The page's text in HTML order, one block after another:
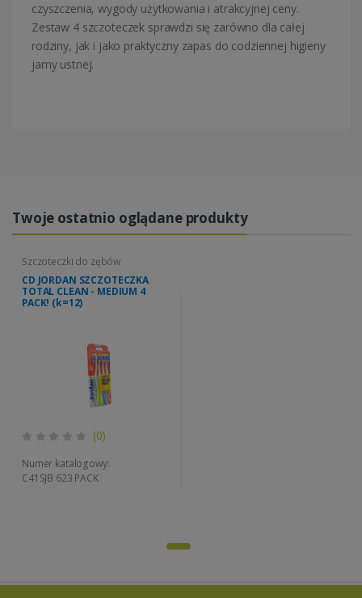
czyszczenia, wygody użytkowania i atrakcyjnej ceny.
Zestaw 4 szczoteczek sprawdzi się zarówno dla całej
rodziny, jak i jako praktyczny zapas do codziennej higieny
jamy ustnej.
Twoje ostatnio oglądane produkty
Szczoteczki do zębów
CD JORDAN SZCZOTECZKA
TOTAL CLEAN - MEDIUM 4
PACK! (k=12)
(0)
Numer katalogowy:
C41SJB 623 PACK